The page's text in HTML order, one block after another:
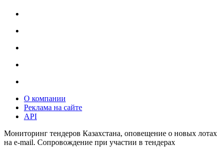
О компании
Реклама на сайте
API
Мониторинг тендеров Казахстана, оповещение о новых лотах
на e-mail. Сопровождение при участии в тендерах